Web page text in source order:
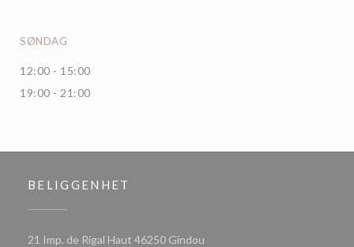
SØNDAG
12:00 - 15:00
19:00 - 21:00
BELIGGENHET
21 Imp. de Rigal Haut 46250 Gindou